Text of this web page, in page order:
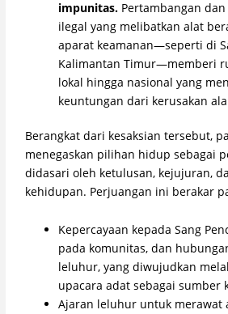
impunitas. Pertambangan
ilegal yang melibatkan alat
aparat keamanan—seperti di
Kalimantan Timur—memberi
lokal hingga nasional yang
keuntungan dari kerusakan
Berangkat dari kesaksian tersebut,
menegaskan pilihan hidup sebagai
didasari oleh ketulusan, kejujuran,
kehidupan. Perjuangan ini berakar
Kepercayaan kepada Sang
pada komunitas, dan
leluhur, yang diwujudkan
upacara adat sebagai sumber
Ajaran leluhur untuk merawat